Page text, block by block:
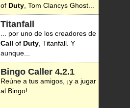
of Duty , Tom Clancys Ghost...
Titanfall
... por uno de los creadores de
Call of Duty , Titanfall. Y
aunque...
Bingo Caller 4.2.1
Reúne a tus amigos, ¡y a jugar
al Bingo!